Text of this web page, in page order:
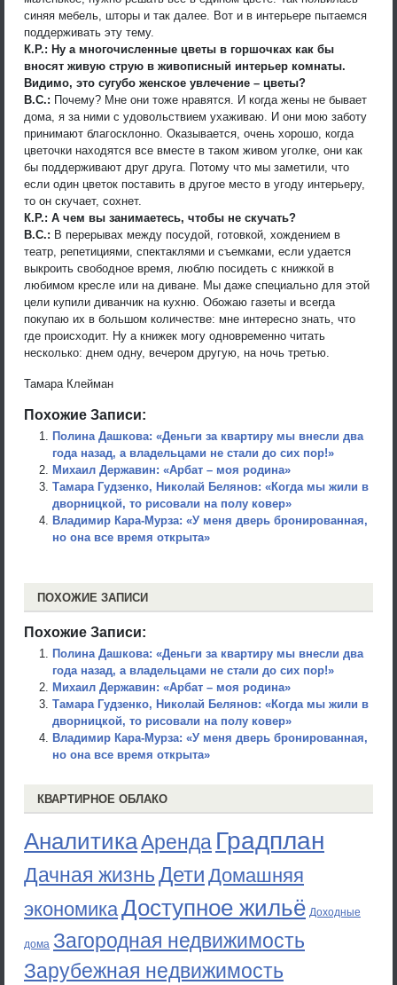
синяя мебель, шторы и так далее. Вот и в интерьере пытаемся
поддерживать эту тему.
К.Р.: Ну а многочисленные цветы в горшочках как бы
вносят живую струю в живописный интерьер комнаты.
Видимо, это сугубо женское увлечение – цветы?
В.С.: Почему? Мне они тоже нравятся. И когда жены не бывает
дома, я за ними с удовольствием ухаживаю. И они мою заботу
принимают благосклонно. Оказывается, очень хорошо, когда
цветочки находятся все вместе в таком живом уголке, они как
бы поддерживают друг друга. Потому что мы заметили, что
если один цветок поставить в другое место в угоду интерьеру,
то он скучает, сохнет.
К.Р.: А чем вы занимаетесь, чтобы не скучать?
В.С.: В перерывах между посудой, готовкой, хождением в
театр, репетициями, спектаклями и съемками, если удается
выкроить свободное время, люблю посидеть с книжкой в
любимом кресле или на диване. Мы даже специально для этой
цели купили диванчик на кухню. Обожаю газеты и всегда
покупаю их в большом количестве: мне интересно знать, что
где происходит. Ну а книжек могу одновременно читать
несколько: днем одну, вечером другую, на ночь третью.
Тамара Клейман
Похожие Записи:
Полина Дашкова: «Деньги за квартиру мы внесли два
года назад, а владельцами не стали до сих пор!»
Михаил Державин: «Арбат – моя родина»
Тамара Гудзенко, Николай Белянов: «Когда мы жили в
дворницкой, то рисовали на полу ковер»
Владимир Кара-Мурза: «У меня дверь бронированная,
но она все время открыта»
ПОХОЖИЕ ЗАПИСИ
Похожие Записи:
Полина Дашкова: «Деньги за квартиру мы внесли два
года назад, а владельцами не стали до сих пор!»
Михаил Державин: «Арбат – моя родина»
Тамара Гудзенко, Николай Белянов: «Когда мы жили в
дворницкой, то рисовали на полу ковер»
Владимир Кара-Мурза: «У меня дверь бронированная,
но она все время открыта»
КВАРТИРНОЕ ОБЛАКО
АналитикаАренда Градплан
Дачная жизньДети Домашняя
экономикаДоступное жильё Доходные
дома Загородная недвижимость
Зарубежная недвижимость